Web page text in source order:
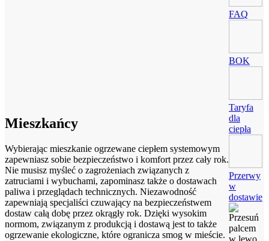
Mieszkańcy
Wybierając mieszkanie ogrzewane ciepłem systemowym
zapewniasz sobie bezpieczeństwo i komfort przez cały rok.
Nie musisz myśleć o zagrożeniach związanych z
zatruciami i wybuchami, zapominasz także o dostawach
paliwa i przeglądach technicznych. Niezawodność
zapewniają specjaliści czuwający na bezpieczeństwem
dostaw całą dobę przez okrągły rok. Dzięki wysokim
normom, związanym z produkcją i dostawą jest to także
ogrzewanie ekologiczne, które ogranicza smog w mieście.
FAQ
BOK
Taryfa
dla
ciepła
Przerwy
w
dostawie